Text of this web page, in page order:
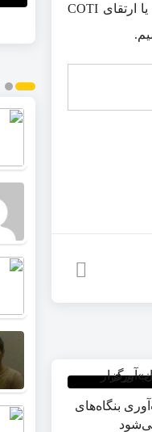
به طور کلی، هفته پیش رو می‌تواند برای آلت کوین‌ها تعیین‌کننده باشد؛ مخصوصاً اگر ETF کاردانو تأیید شود یا ارتقای COTI
بنگاه‌های